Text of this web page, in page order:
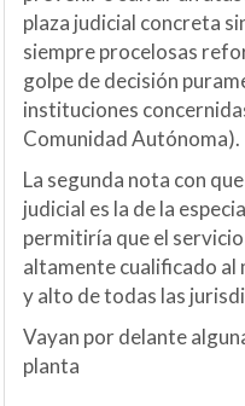
plaza judicial concreta
siempre procelosas
golpe de decisión
instituciones
Comunidad Autónoma).
La segunda nota con
judicial es la de la
permitiría que el
altamente cualificado al
y alto de todas las
Vayan por delante
planta